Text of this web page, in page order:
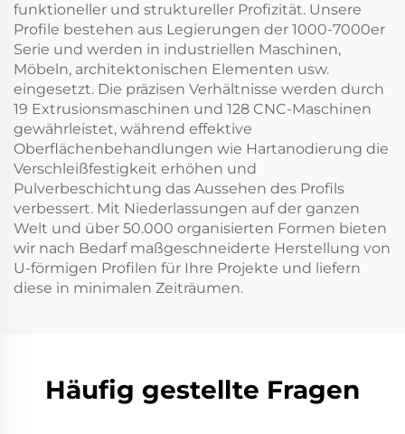
funktioneller und struktureller Profizität. Unsere
Profile bestehen aus Legierungen der 1000-7000er
Serie und werden in industriellen Maschinen,
Möbeln, architektonischen Elementen usw.
eingesetzt. Die präzisen Verhältnisse werden durch
19 Extrusionsmaschinen und 128 CNC-Maschinen
gewährleistet, während effektive
Oberflächenbehandlungen wie Hartanodierung die
Verschleißfestigkeit erhöhen und
Pulverbeschichtung das Aussehen des Profils
verbessert. Mit Niederlassungen auf der ganzen
Welt und über 50.000 organisierten Formen bieten
wir nach Bedarf maßgeschneiderte Herstellung von
U-förmigen Profilen für Ihre Projekte und liefern
diese in minimalen Zeiträumen.
Häufig gestellte Fragen